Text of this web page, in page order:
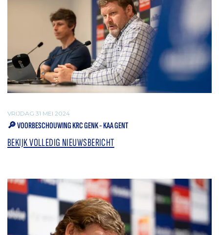
VRIJDAG 31 MEI 2024
🔎 VOORBESCHOUWING KRC GENK - KAA GENT
BEKIJK VOLLEDIG NIEUWSBERICHT